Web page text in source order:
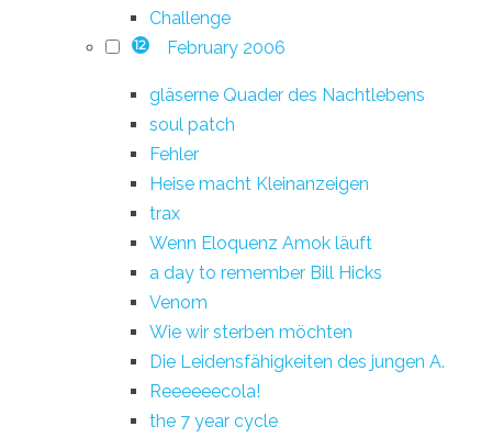
Challenge
12 February 2006
gläserne Quader des Nachtlebens
soul patch
Fehler
Heise macht Kleinanzeigen
trax
Wenn Eloquenz Amok läuft
a day to remember Bill Hicks
Venom
Wie wir sterben möchten
Die Leidensfähigkeiten des jungen A.
Reeeeeecola!
the 7 year cycle